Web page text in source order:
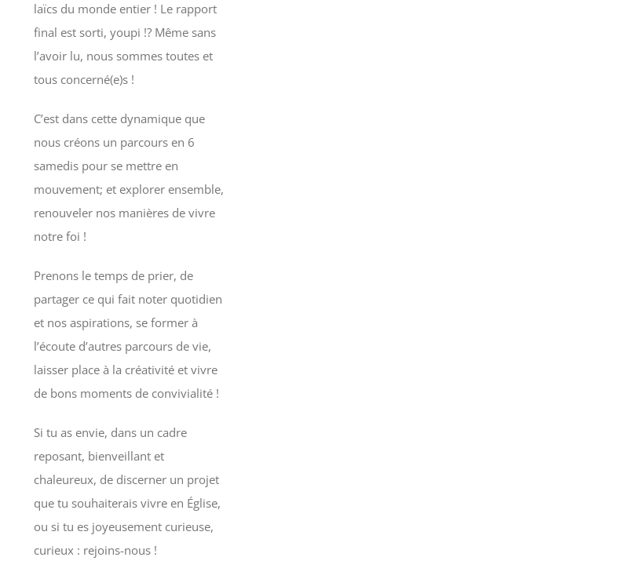
laïcs du monde entier ! Le rapport
final est sorti, youpi !? Même sans
l’avoir lu, nous sommes toutes et
tous concerné(e)s !
C’est dans cette dynamique que
nous créons un parcours en 6
samedis pour se mettre en
mouvement; et explorer ensemble,
renouveler nos manières de vivre
notre foi !
Prenons le temps de prier, de
partager ce qui fait noter quotidien
et nos aspirations, se former à
l’écoute d’autres parcours de vie,
laisser place à la créativité et vivre
de bons moments de convivialité !
Si tu as envie, dans un cadre
reposant, bienveillant et
chaleureux, de discerner un projet
que tu souhaiterais vivre en Église,
ou si tu es joyeusement curieuse,
curieux : rejoins-nous !